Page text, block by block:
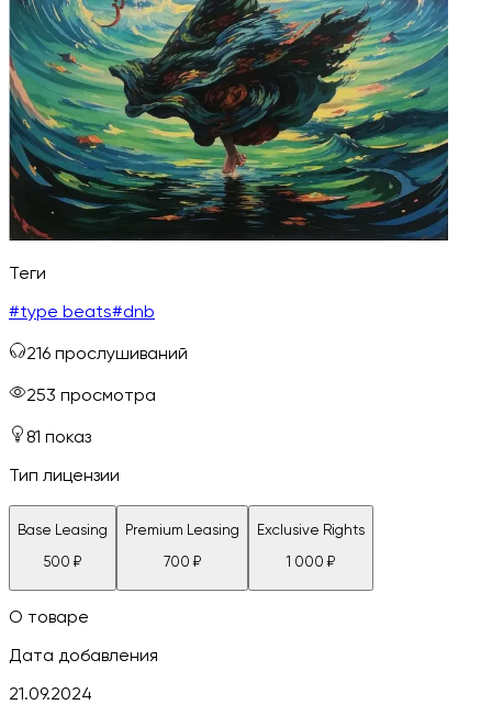
Теги
#type beats#dnb
216 прослушиваний
253 просмотра
81 показ
Тип лицензии
Base Leasing
500 ₽
Premium Leasing
700 ₽
Exclusive Rights
1 000 ₽
О товаре
Дата добавления
21.09.2024